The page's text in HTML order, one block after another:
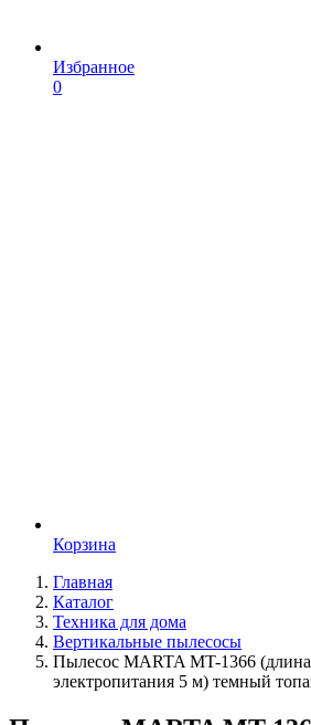
Избранное
0
Корзина
Главная
Каталог
Техника для дома
Вертикальные пылесосы
Пылесос MARTA MT-1366 (длина
электропитания 5 м) темный